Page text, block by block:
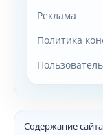
Реклама
Политика
Содержание